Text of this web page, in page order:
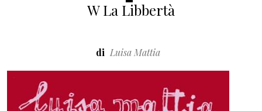
W La Libbertà
di Luisa Mattia